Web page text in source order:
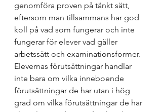
genomföra proven på tänkt sätt,
eftersom man tillsammans har god
koll på vad som fungerar och inte
fungerar för elever vad gäller
arbetssätt och examinationsformer.
Elevernas förutsättningar handlar
inte bara om vilka inneboende
förutsättningar de har utan i hög
grad om vilka förutsättningar de har